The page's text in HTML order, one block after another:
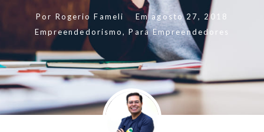
Por Rogerio Fameli Em agosto 27, 2018
Empreendedorismo,Para Empreendedores